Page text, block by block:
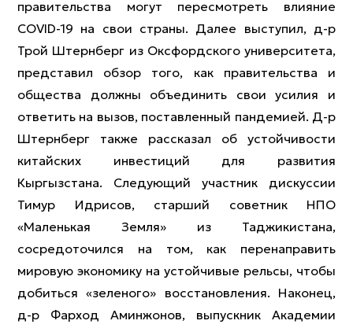
правительства могут пересмотреть влияние
COVID-19 на свои страны. Далее выступил, д-р
Трой Штернберг из Оксфордского университета,
представил обзор того, как правительства и
общества должны объединить свои усилия и
ответить на вызов, поставленный пандемией. Д-р
Штернберг также рассказал об устойчивости
китайских инвестиций для развития
Кыргызстана. Следующий участник дискуссии
Тимур Идрисов, старший советник НПО
«Маленькая Земля» из Таджикистана,
сосредоточился на том, как перенаправить
мировую экономику на устойчивые рельсы, чтобы
добиться «зеленого» восстановления. Наконец,
д-р Фарход Аминжонов, выпускник Академии